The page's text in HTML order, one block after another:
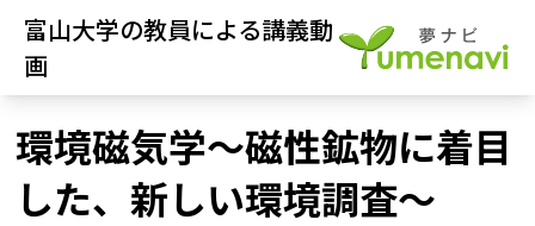
富山大学の教員による講義動
画
環境磁気学～磁性鉱物に着目
した、新しい環境調査～